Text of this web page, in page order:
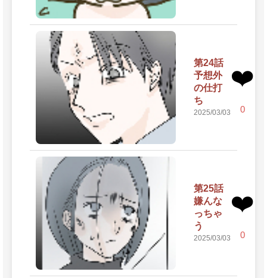
第24話
予想外
の仕打
ち
2025/03/03
❤️
0
第25話
嫌んな
っちゃ
う
2025/03/03
❤️
0